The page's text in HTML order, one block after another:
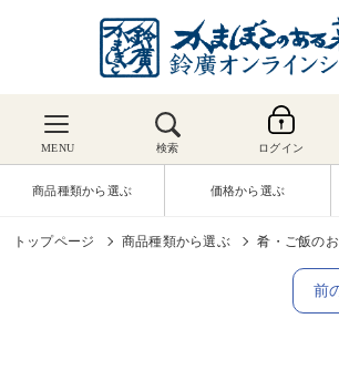
MENU 検索 ログイン
商品種類から選ぶ 価格から選ぶ
トップページ 商品種類から選ぶ 肴・ご飯の
前